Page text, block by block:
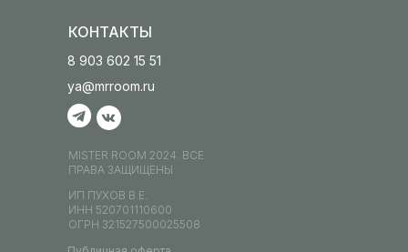
ИП ПУХОВ В.Е.
ИНН 520701110600
ОГРН 321527500025508
MISTER ROOM 2024. ВСЕ
ПРАВА ЗАЩИЩЕНЫ
КОНТАКТЫ
8 903 602 15 51
ya@mrroom.ru